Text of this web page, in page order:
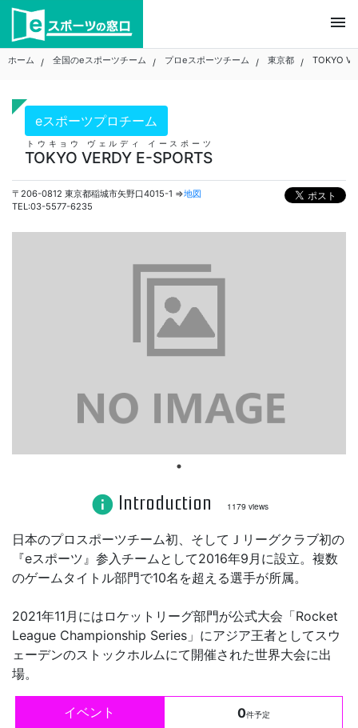
Skip
content
menu
ホーム 全国のeスポーツチーム プロeスポーツチーム 東京都 TOKYO
eスポーツプロチーム
TOKYO VERDY E-SPORTS
トウキョウ ヴェルディ イースポーツ
〒206-0812 東京都稲城市矢野口4015-1 ⇒地図
TEL:03-5577-6235
info Introduction 1179 views
日本のプロスポーツチーム初、そしてＪリーグクラブ初の
『eスポーツ』参入チームとして2016年9月に設立。複数
のゲームタイトル部門で10名を超える選手が所属。
2021年11月にはロケットリーグ部門が公式大会「Rocket
League Championship Series」にアジア王者としてスウ
ェーデンのストックホルムにて開催された世界大会に出
場。
イベント 0件予定